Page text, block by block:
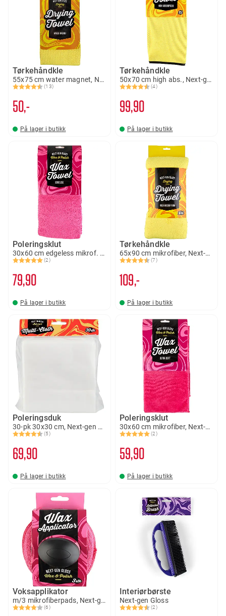
Tørkehåndkle
55x75 cm water magnet, Next-gen Gloss
Karakter:
(13)
4.7 av 5 mulige
50,-
På lager i butikk
Tørkehåndkle
50x70 cm high abs., Next-gen Gloss
Karakter:
(4)
4.8 av 5 mulige
99 90
På lager i butikk
Poleringsklut
30x60 cm edgeless mikrof. Next-gen Gloss
Karakter:
(2)
5.0 av 5 mulige
79 90
På lager i butikk
Tørkehåndkle
65x90 cm mikrofiber, Next-gen Gloss
Karakter:
(7)
4.6 av 5 mulige
109,-
På lager i butikk
Poleringsduk
30-pk 30x30 cm, Next-gen Gloss
Karakter:
(5)
4.8 av 5 mulige
69 90
På lager i butikk
Poleringsklut
30x60 cm mikrofiber, Next-gen Gloss
Karakter:
(2)
5.0 av 5 mulige
59 90
På lager i butikk
Voksapplikator
m/3 mikrofiberpads, Next-gen Gloss
Karakter:
(6)
4.0 av 5 mulige
Interiørbørste
Next-gen Gloss
Karakter:
(2)
4.5 av 5 mulige